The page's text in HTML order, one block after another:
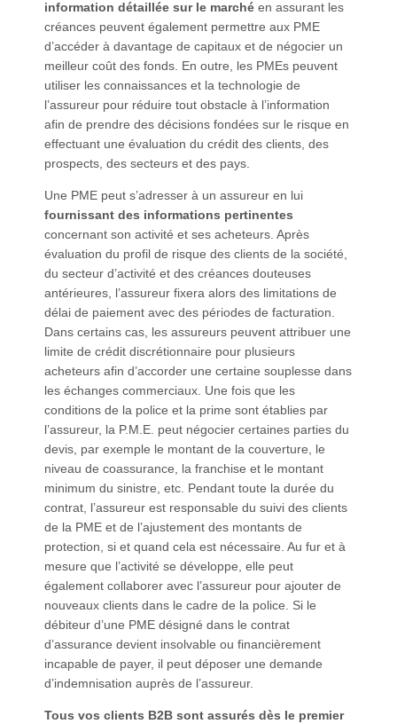
information détaillée sur le marché en assurant les
créances peuvent également permettre aux PME
d’accéder à davantage de capitaux et de négocier un
meilleur coût des fonds. En outre, les PMEs peuvent
utiliser les connaissances et la technologie de
l’assureur pour réduire tout obstacle à l’information
afin de prendre des décisions fondées sur le risque en
effectuant une évaluation du crédit des clients, des
prospects, des secteurs et des pays.
Une PME peut s’adresser à un assureur en lui
fournissant des informations pertinentes
concernant son activité et ses acheteurs. Après
évaluation du profil de risque des clients de la société,
du secteur d’activité et des créances douteuses
antérieures, l’assureur fixera alors des limitations de
délai de paiement avec des périodes de facturation.
Dans certains cas, les assureurs peuvent attribuer une
limite de crédit discrétionnaire pour plusieurs
acheteurs afin d’accorder une certaine souplesse dans
les échanges commerciaux. Une fois que les
conditions de la police et la prime sont établies par
l’assureur, la P.M.E. peut négocier certaines parties du
devis, par exemple le montant de la couverture, le
niveau de coassurance, la franchise et le montant
minimum du sinistre, etc. Pendant toute la durée du
contrat, l’assureur est responsable du suivi des clients
de la PME et de l’ajustement des montants de
protection, si et quand cela est nécessaire. Au fur et à
mesure que l’activité se développe, elle peut
également collaborer avec l’assureur pour ajouter de
nouveaux clients dans le cadre de la police. Si le
débiteur d’une PME désigné dans le contrat
d’assurance devient insolvable ou financièrement
incapable de payer, il peut déposer une demande
d’indemnisation auprès de l’assureur.
Tous vos clients B2B sont assurés dès le premier